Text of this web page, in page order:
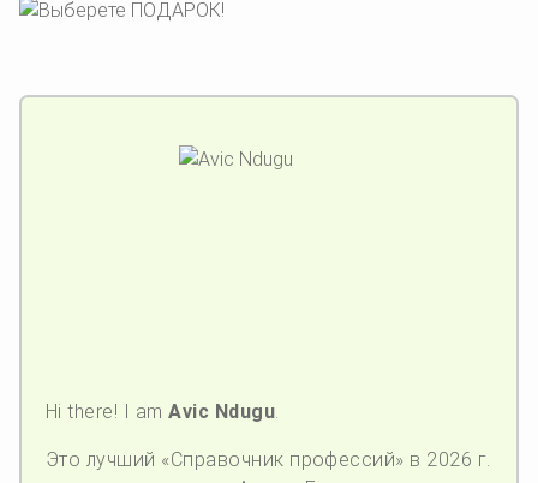
Hi there! I amAvic Ndugu.
Это лучший «Справочник профессий» в 2026 г.